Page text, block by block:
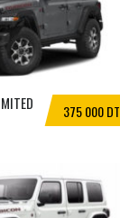
375 000 DT